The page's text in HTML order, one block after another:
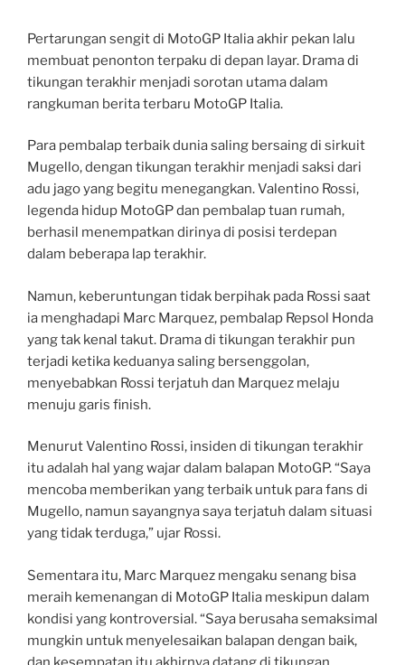
Pertarungan sengit di MotoGP Italia akhir pekan lalu
membuat penonton terpaku di depan layar. Drama di
tikungan terakhir menjadi sorotan utama dalam
rangkuman berita terbaru MotoGP Italia.
Para pembalap terbaik dunia saling bersaing di sirkuit
Mugello, dengan tikungan terakhir menjadi saksi dari
adu jago yang begitu menegangkan. Valentino Rossi,
legenda hidup MotoGP dan pembalap tuan rumah,
berhasil menempatkan dirinya di posisi terdepan
dalam beberapa lap terakhir.
Namun, keberuntungan tidak berpihak pada Rossi saat
ia menghadapi Marc Marquez, pembalap Repsol Honda
yang tak kenal takut. Drama di tikungan terakhir pun
terjadi ketika keduanya saling bersenggolan,
menyebabkan Rossi terjatuh dan Marquez melaju
menuju garis finish.
Menurut Valentino Rossi, insiden di tikungan terakhir
itu adalah hal yang wajar dalam balapan MotoGP. “Saya
mencoba memberikan yang terbaik untuk para fans di
Mugello, namun sayangnya saya terjatuh dalam situasi
yang tidak terduga,” ujar Rossi.
Sementara itu, Marc Marquez mengaku senang bisa
meraih kemenangan di MotoGP Italia meskipun dalam
kondisi yang kontroversial. “Saya berusaha semaksimal
mungkin untuk menyelesaikan balapan dengan baik,